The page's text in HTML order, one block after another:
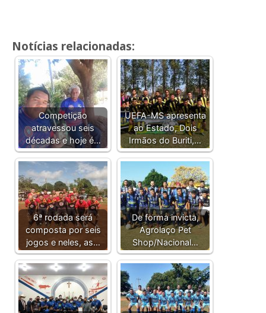
Notícias relacionadas:
Competição
atravessou seis
décadas e hoje é…
UEFA-MS apresenta
ao Estado, Dois
Irmãos do Buriti,…
6ª rodada será
composta por seis
jogos e neles, as…
De forma invicta,
Agrolaço Pet
Shop/Nacional…